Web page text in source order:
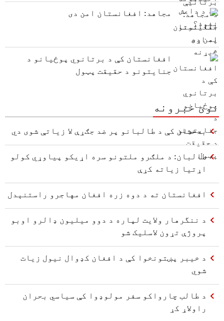
مجاهد: افغانستان امن دی
افغانستان کې د برتانوي پوځیانو د
جنایتونو د حقیقت پټول
نوی خبرونه
بدخشان کې د طالبانو پر ضد جګړې لا زیاتې شوی دي
طالبان: د ملګرو ملتونو سره اړیکو پیاوړي کولو
اړتیا زیاته کړې
افغانستان ته د دوه زره افغان مهاجرو راستنېدل
د ننگرهار ولایت لپاره د دوو میلیون ډالرو اوبو
پروژې تړون لاسلیک شو
د خیبر پښتونخوا کې د افغان کډوال نیول زیات
شوي
د طالب چارواکو سفر مولوډوا کې سیاسي بحران
راولاړ کړ